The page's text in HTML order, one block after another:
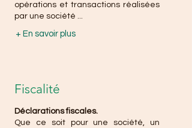
opérations et transactions réalisées
par une société ...
+ En savoir plus
Fiscalité
Déclarations fiscales.
Que ce soit pour une société, un